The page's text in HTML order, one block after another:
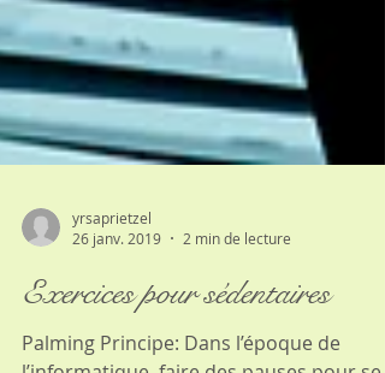
26 janv. 2019
2 min de lecture
Exercices pour sédentaires